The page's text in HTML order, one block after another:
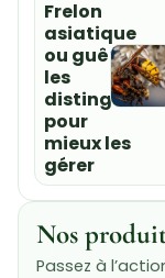
Frelon
asiatique
ou guêpe :
les
distinguer
pour
mieux les
gérer
Nos
Passez à